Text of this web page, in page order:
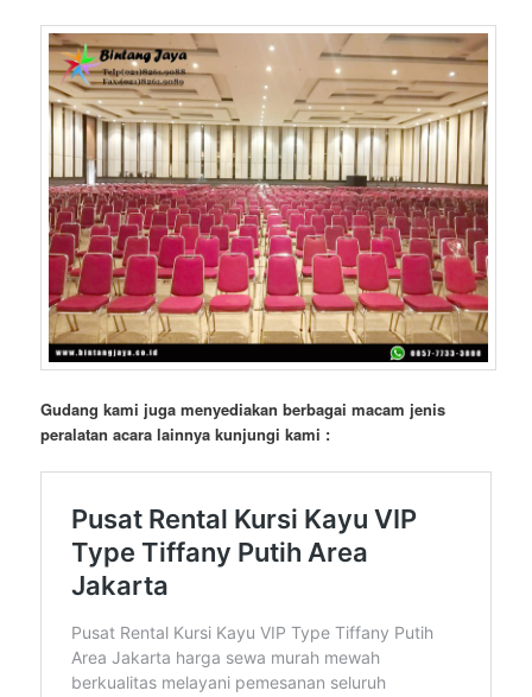
Gudang kami juga menyediakan berbagai macam jenis
peralatan acara lainnya kunjungi kami :